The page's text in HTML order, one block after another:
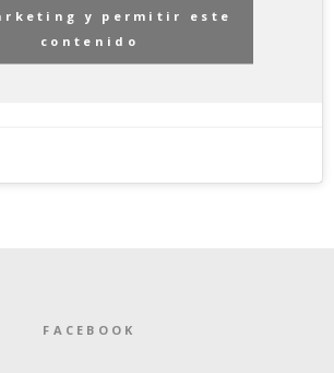
y permitir este
contenido
FACEBOOK